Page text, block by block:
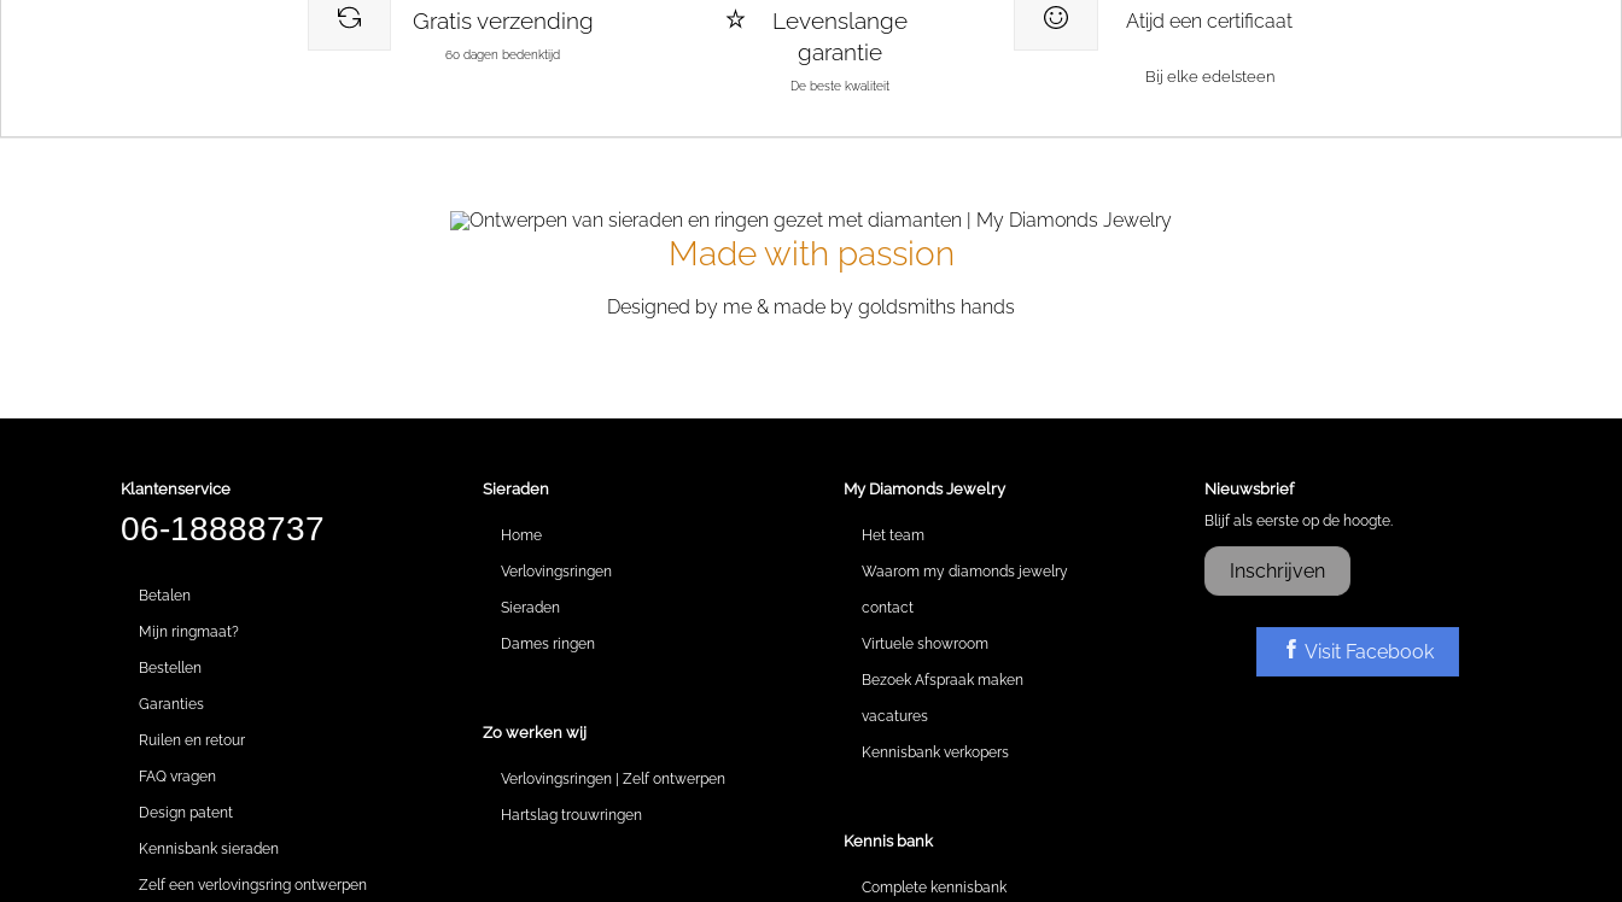
Gratis verzending
60 dagen bedenktijd
Levenslange
garantie
De beste kwaliteit
Atijd een certificaat
Bij elke edelsteen
Made with passion
Designed by me & made by goldsmiths hands
Klantenservice
06-18888737
Betalen
Mijn ringmaat?
Bestellen
Garanties
Ruilen en retour
FAQ vragen
Design patent
Kennisbank sieraden
Zelf een verlovingsring ontwerpen
Sieraden
Home
Verlovingsringen
Sieraden
Dames ringen
Zo werken wij
Verlovingsringen | Zelf ontwerpen
Hartslag trouwringen
My Diamonds Jewelry
Het team
Waarom my diamonds jewelry
contact
Virtuele showroom
Bezoek Afspraak maken
vacatures
Kennisbank verkopers
Kennis bank
Complete kennisbank
Nieuwsbrief
Blijf als eerste op de hoogte.
Inschrijven
Visit Facebook